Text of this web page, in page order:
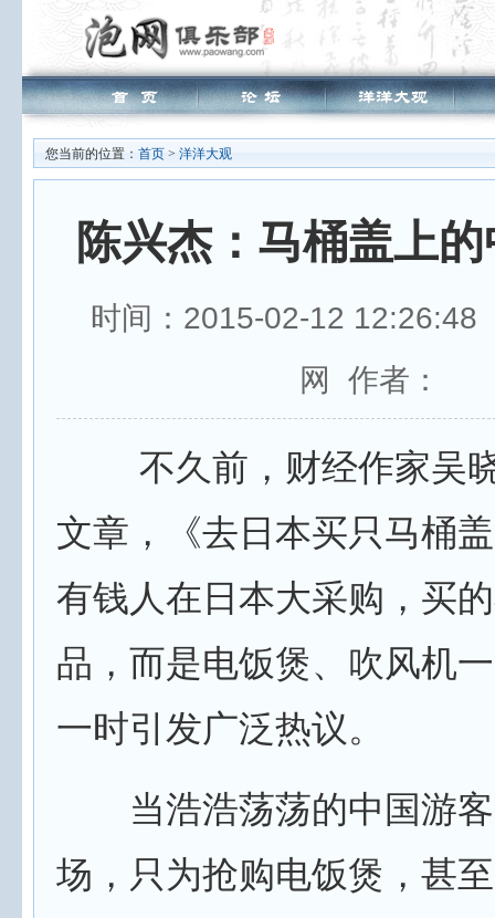
您当前的位置： 首页 > 洋洋大观
陈兴杰：马桶盖上
时间：2015-02-12 12:26:48
网 作者：
不久前，财经作家吴
文章，《去日本买只马桶
有钱人在日本大采购，买
品，而是电饭煲、吹风机
一时引发广泛热议。
当浩浩荡荡的中国游客
场，只为抢购电饭煲，甚